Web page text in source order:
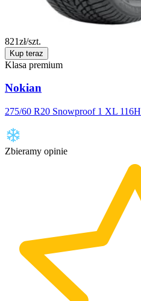
821zł/szt.
Kup teraz
Klasa premium
Nokian
275/60 R20 Snowproof 1 XL 116H
Zbieramy opinie